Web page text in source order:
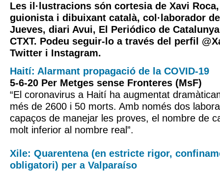
Les il·lustracions són cortesia de Xavi
guionista i dibuixant català, col·laborador
Jueves, diari Avui, El Periódico de
CTXT. Podeu seguir-lo a través del perfil
Twitter i Instagram.
Haití: Alarmant propagació de la COVID-19
5-6-20 Per Metges sense Fronteres (MsF)
“El coronavirus a Haití ha augmentat
més de 2600 i 50 morts. Amb només dos
capaços de manejar les proves, el nombre de
molt inferior al nombre real”.
Xile: Quarentena (en estricte rigor,
obligatori) per a Valparaíso